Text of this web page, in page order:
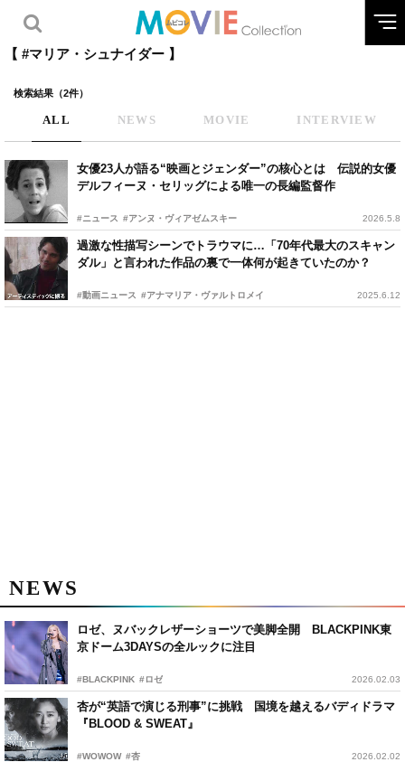
【 #マリア・シュナイダー 】
検索結果（2件）
ALL NEWS MOVIE INTERVIEW
女優23人が語る“映画とジェンダー”の核心とは 伝説的女優
デルフィーヌ・セリッグによる唯一の長編監督作
#ニュース #アンヌ・ヴィアゼムスキー 2026.5.8
過激な性描写シーンでトラウマに…「70年代最大のスキャン
ダル」と言われた作品の裏で一体何が起きていたのか？
#動画ニュース #アナマリア・ヴァルトロメイ 2025.6.12
NEWS
ロゼ、ヌバックレザーショーツで美脚全開 BLACKPINK東
京ドーム3DAYSの全ルックに注目
#BLACKPINK #ロゼ 2026.02.03
杏が“英語で演じる刑事”に挑戦 国境を越えるバディドラマ
『BLOOD & SWEAT』
#WOWOW #杏 2026.02.02